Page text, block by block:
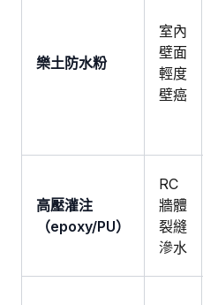
樂土防水粉
室內
壁面
輕度
壁癌
高壓灌注
（epoxy/PU）
RC
牆體
裂縫
滲水